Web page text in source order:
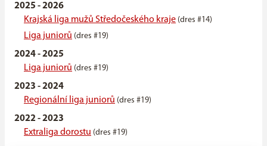
2025 - 2026
Krajská liga mužů Středočeského kraje (dres #14)
Liga juniorů (dres #19)
2024 - 2025
Liga juniorů (dres #19)
2023 - 2024
Regionální liga juniorů (dres #19)
2022 - 2023
Extraliga dorostu (dres #19)